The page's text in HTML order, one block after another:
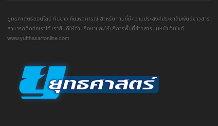
ยุทธศาสตร์ออนไลน์ ทันข่าว ทันเหตุการณ์ สำหรับท่านที่มีความประสงค์ประชาสัมพันธ์ข่าวสาร
สามารถติดต่อเราได้ เรายินดีให้คำปรึกษาและให้บริการพื้นที่ข่าวสารบนหน้าเว็บไซต์
www.yutthasartonline.com